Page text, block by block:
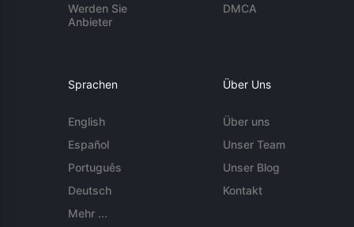
Werden Sie
Anbieter
DMCA
Sprachen
English
Español
Português
Deutsch
Mehr ...
Über Uns
Über uns
Unser Team
Unser Blog
Kontakt